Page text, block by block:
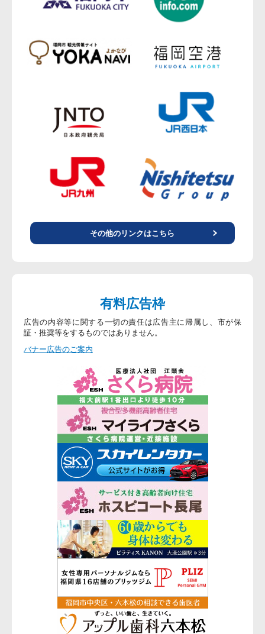
その他のリンクはこちら
有料広告枠
広告の内容等に関する一切の責任は広告主に帰属し、市が保
証・推奨等をするものではありません。
バナー広告のご案内